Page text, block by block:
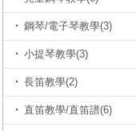
鋼琴/電子琴教學(3)
小提琴教學(3)
長笛教學(2)
直笛教學/直笛譜(6)